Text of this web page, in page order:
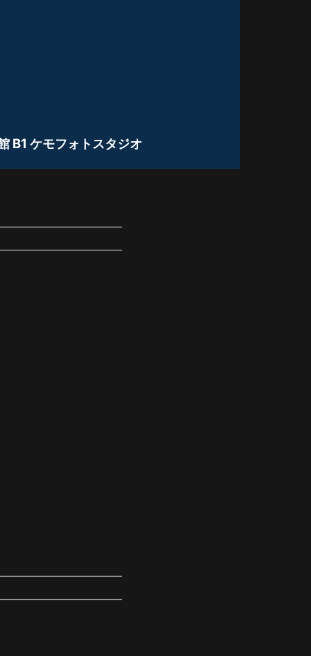
B1 ケモフォトスタジオ